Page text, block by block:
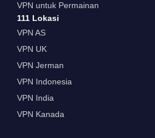
VPN untuk Permainan
111 Lokasi
VPN AS
VPN UK
VPN Jerman
VPN Indonesia
VPN India
VPN Kanada